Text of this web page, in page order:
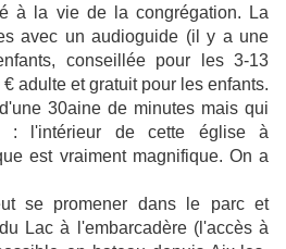
à la vie de la congrégation. La
avec un audioguide (il y a une
conseillée pour les 3-13
adulte et gratuit pour les enfants.
30aine de minutes mais qui
l'intérieur de cette église à
est vraiment magnifique. On a
se promener dans le parc et
Lac à l'embarcadère (l'accès à